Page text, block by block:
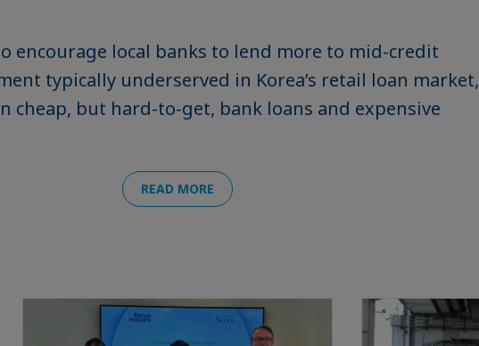
encourage local banks to lend more to mid-credit
typically underserved in Korea’s retail loan market,
cheap, but hard-to-get, bank loans and expensive
READ MORE